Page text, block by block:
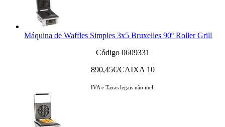
Máquina de Waffles Simples 3x5 Bruxelles 90º Roller Grill
Código 0609331
890,45€/CAIXA 10
IVA e Taxas legais não incl.